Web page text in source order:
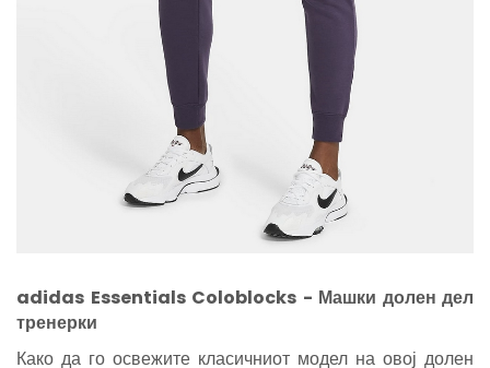
adidas Essentials Coloblocks - Машки долен дел
тренерки
Како да го освежите класичниот модел на овој долен